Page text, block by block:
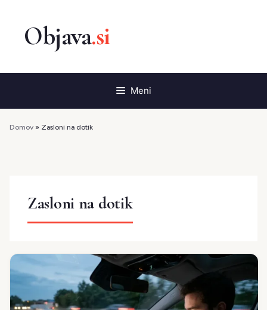
vsebino
Meni
Domov » Zasloni na dotik
Zasloni na dotik